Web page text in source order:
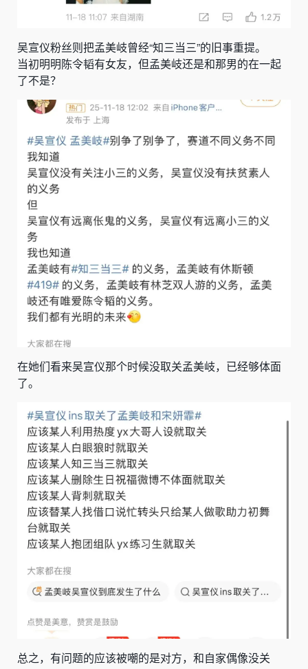
吴宣仪粉丝则把孟美岐曾经“知三当三”的旧事重提。
当初明明陈令韬有女友，但孟美岐还是和那男的在一起
了不是？
在她们看来吴宣仪那个时候没取关孟美岐，已经够体面
了。
总之，有问题的应该被嘲的是对方，和自家偶像没关